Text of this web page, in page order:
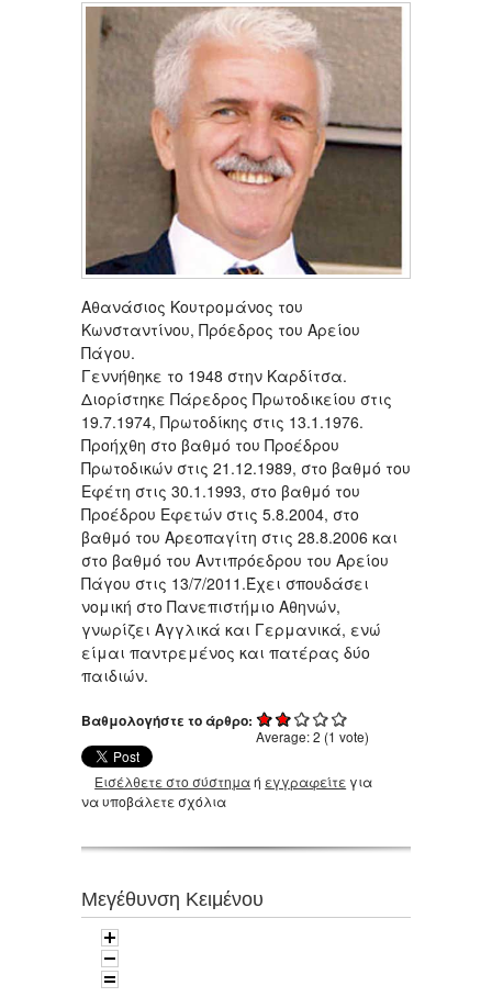
Αθανάσιος Κουτρομάνος του
Κωνσταντίνου, Πρόεδρος του Αρείου
Πάγου.
Γεννήθηκε το 1948 στην Καρδίτσα.
Διορίστηκε Πάρεδρος Πρωτοδικείου στις
19.7.1974, Πρωτοδίκης στις 13.1.1976.
Προήχθη στο βαθμό του Προέδρου
Πρωτοδικών στις 21.12.1989, στο βαθμό του
Εφέτη στις 30.1.1993, στο βαθμό του
Προέδρου Εφετών στις 5.8.2004, στο
βαθμό του Αρεοπαγίτη στις 28.8.2006 και
στο βαθμό του Αντιπρόεδρου του Αρείου
Πάγου στις 13/7/2011.Έχει σπουδάσει
νομική στο Πανεπιστήμιο Αθηνών,
γνωρίζει Αγγλικά και Γερμανικά, ενώ
είμαι παντρεμένος και πατέρας δύο
παιδιών.
Βαθμολογήστε το άρθρο:
Average:2 (1 vote)
Εισέλθετε στο σύστημαή εγγραφείτε για
να υποβάλετε σχόλια
Μεγέθυνση Κειμένου